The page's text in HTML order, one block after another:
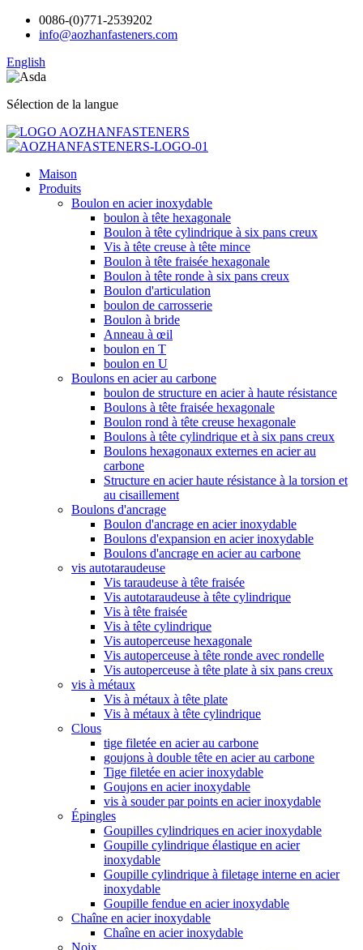
0086-(0)771-2539202
info@aozhanfasteners.com
English
Sélection de la langue
Maison
Produits
Boulon en acier inoxydable
boulon à tête hexagonale
Boulon à tête cylindrique à six pans creux
Vis à tête creuse à tête mince
Boulon à tête fraisée hexagonale
Boulon à tête ronde à six pans creux
Boulon d'articulation
boulon de carrosserie
Boulon à bride
Anneau à œil
boulon en T
boulon en U
Boulons en acier au carbone
boulon de structure en acier à haute résistance
Boulons à tête fraisée hexagonale
Boulon rond à tête creuse hexagonale
Boulons à tête cylindrique et à six pans creux
Boulons hexagonaux externes en acier au
carbone
Structure en acier haute résistance à la torsion et
au cisaillement
Boulons d'ancrage
Boulon d'ancrage en acier inoxydable
Boulons d'expansion en acier inoxydable
Boulons d'ancrage en acier au carbone
vis autotaraudeuse
Vis taraudeuse à tête fraisée
Vis autotaraudeuse à tête cylindrique
Vis à tête fraisée
Vis à tête cylindrique
Vis autoperceuse hexagonale
Vis autoperceuse à tête ronde avec rondelle
Vis autoperceuse à tête plate à six pans creux
vis à métaux
Vis à métaux à tête plate
Vis à métaux à tête cylindrique
Clous
tige filetée en acier au carbone
goujons à double tête en acier au carbone
Tige filetée en acier inoxydable
Goujons en acier inoxydable
vis à souder par points en acier inoxydable
Épingles
Goupilles cylindriques en acier inoxydable
Goupille cylindrique élastique en acier
inoxydable
Goupille cylindrique à filetage interne en acier
inoxydable
Goupille fendue en acier inoxydable
Chaîne en acier inoxydable
Chaîne en acier inoxydable
Noix